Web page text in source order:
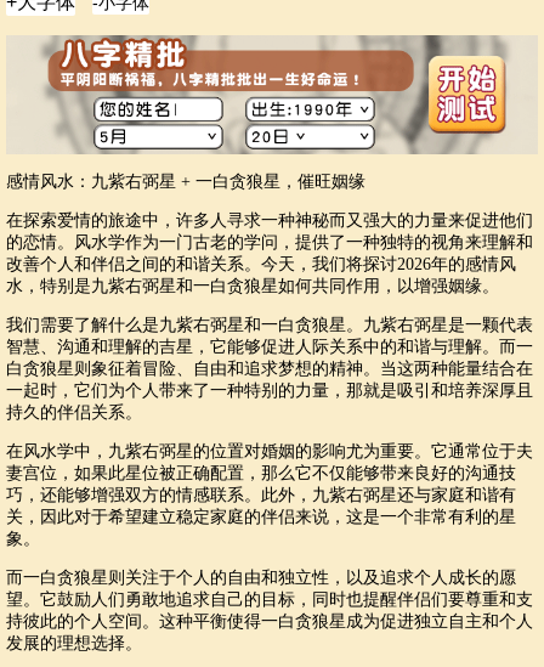
感情风水：九紫右弼星 + 一白贪狼星，催旺姻缘
在探索爱情的旅途中，许多人寻求一种神秘而又强大的力量来促进他们
的恋情。风水学作为一门古老的学问，提供了一种独特的视角来理解和
改善个人和伴侣之间的和谐关系。今天，我们将探讨2026年的感情风
水，特别是九紫右弼星和一白贪狼星如何共同作用，以增强姻缘。
我们需要了解什么是九紫右弼星和一白贪狼星。九紫右弼星是一颗代表
智慧、沟通和理解的吉星，它能够促进人际关系中的和谐与理解。而一
白贪狼星则象征着冒险、自由和追求梦想的精神。当这两种能量结合在
一起时，它们为个人带来了一种特别的力量，那就是吸引和培养深厚且
持久的伴侣关系。
在风水学中，九紫右弼星的位置对婚姻的影响尤为重要。它通常位于夫
妻宫位，如果此星位被正确配置，那么它不仅能够带来良好的沟通技
巧，还能够增强双方的情感联系。此外，九紫右弼星还与家庭和谐有
关，因此对于希望建立稳定家庭的伴侣来说，这是一个非常有利的星
象。
而一白贪狼星则关注于个人的自由和独立性，以及追求个人成长的愿
望。它鼓励人们勇敢地追求自己的目标，同时也提醒伴侣们要尊重和支
持彼此的个人空间。这种平衡使得一白贪狼星成为促进独立自主和个人
发展的理想选择。